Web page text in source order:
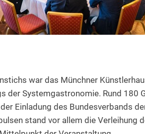
war das Münchner
der Systemgastronomie. Rund 180
Einladung des Bundesverbands
stand vor allem die Verleihung